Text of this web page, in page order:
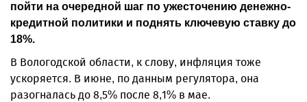
пойти на очередной шаг по ужесточению денежно-
кредитной политики и поднять ключевую ставку до
18%.
В Вологодской области, к слову, инфляция тоже
ускоряется. В июне, по данным регулятора, она
разогналась до 8,5% после 8,1% в мае.